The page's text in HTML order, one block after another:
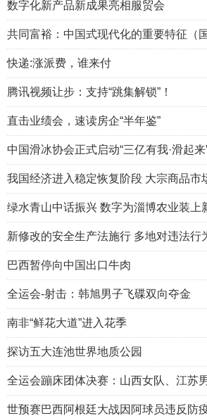
数字化新产品新成果亮相服贸会
共同富裕：中国式现代化的重要特征（
快递:涨派费，谁来付
腾讯视频让步：支持“跳集解锁”！
直击业绩会，速读房企“半年鉴”
中国滑冰协会正式启动“三亿有我·滑起
我国经济进入稳定恢复阶段 大宗商品市
绿水青山中话振兴 数字为淄博农业装上
新修改的安全生产法施行 多地对违法行
巴西暂停向中国出口牛肉
全运会-射击：韩旭男子飞碟双向夺金
南非“鲜花大道”进入花季
探访五大连池世界地质公园
全运会蹦床团体决赛：山西女队、江苏
世预赛巴西阿根廷大战因阿球员违反防